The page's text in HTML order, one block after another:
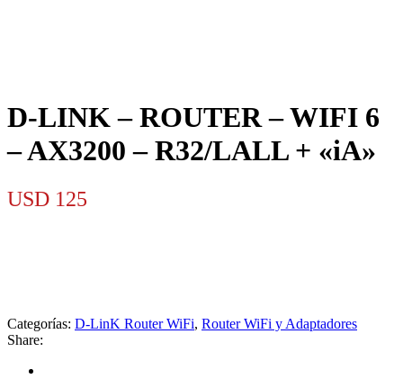
D-LINK – ROUTER – WIFI 6
– AX3200 – R32/LALL + «iA»
USD 125
Categorías: D-LinK Router WiFi, Router WiFi y Adaptadores
Share: